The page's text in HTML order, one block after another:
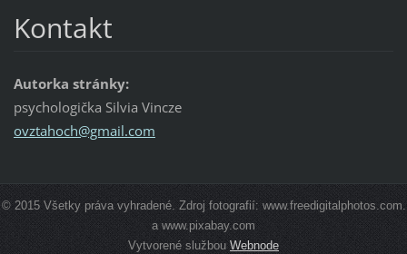
Kontakt
Autorka stránky:
psychologička Silvia Vincze
ovztahoch@gmail.com
© 2015 Všetky práva vyhradené. Zdroj fotografií: www.freedigitalphotos.com.
a www.pixabay.com
Vytvorené službouWebnode